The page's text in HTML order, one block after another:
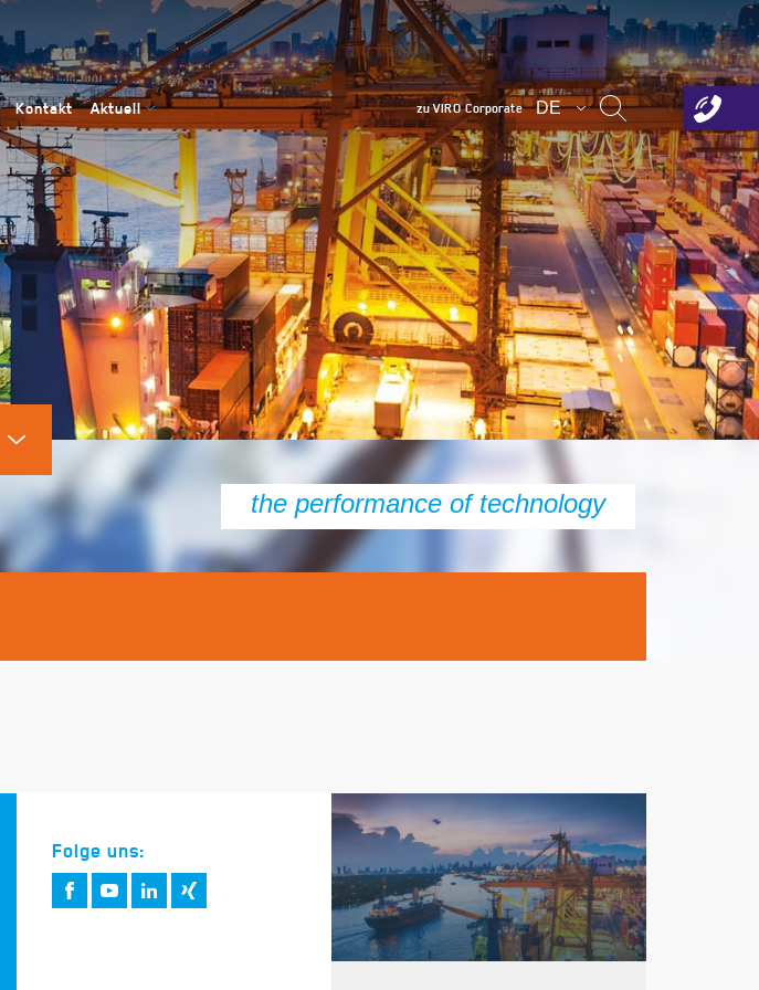
Kontakt Aktuell zu VIRO Corporate DE
Folge uns: